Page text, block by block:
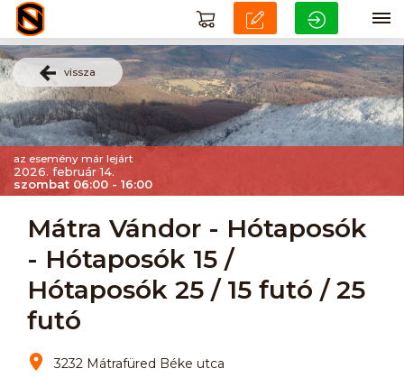
vissza
az esemény már lejárt
2026. február 14.
szombat 06:00 - 16:00
Mátra Vándor - Hótaposók
- Hótaposók 15 /
Hótaposók 25 / 15 futó / 25
futó
3232 Mátrafüred Béke utca